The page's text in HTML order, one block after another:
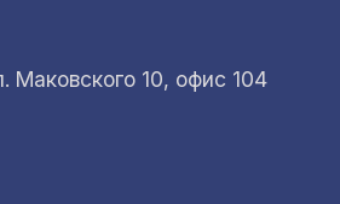
Маковского 10, офис 104